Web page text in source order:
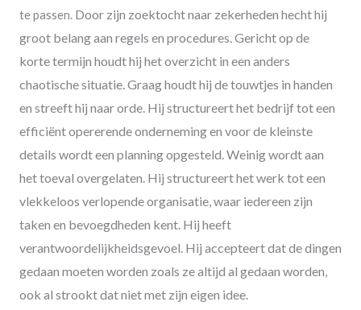
te passen. Door zijn zoektocht naar zekerheden hecht hij
groot belang aan regels en procedures. Gericht op de
korte termijn houdt hij het overzicht in een anders
chaotische situatie. Graag houdt hij de touwtjes in handen
en streeft hij naar orde. Hij structureert het bedrijf tot een
efficiënt opererende onderneming en voor de kleinste
details wordt een planning opgesteld. Weinig wordt aan
het toeval overgelaten. Hij structureert het werk tot een
vlekkeloos verlopende organisatie, waar iedereen zijn
taken en bevoegdheden kent. Hij heeft
verantwoordelijkheidsgevoel. Hij accepteert dat de dingen
gedaan moeten worden zoals ze altijd al gedaan worden,
ook al strookt dat niet met zijn eigen idee.